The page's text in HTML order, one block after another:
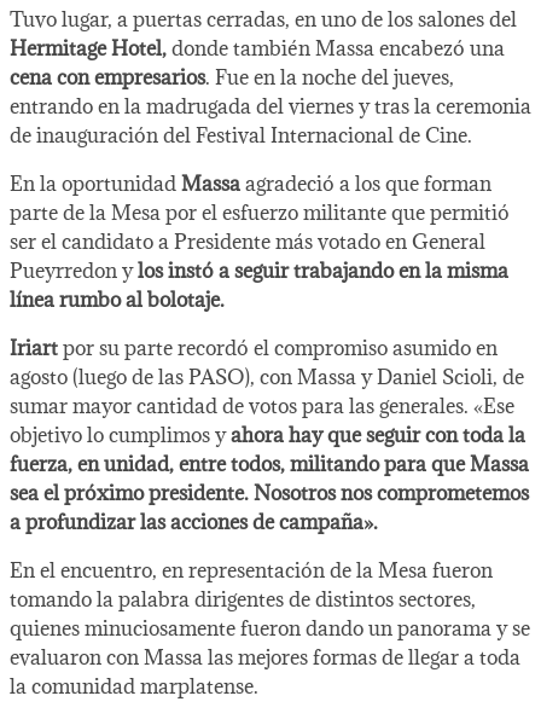
Tuvo lugar, a puertas cerradas, en uno de los salones del
Hermitage Hotel,donde también Massa encabezó una
cena con empresarios. Fue en la noche del jueves,
entrando en la madrugada del viernes y tras la ceremonia
de inauguración del Festival Internacional de Cine.
En la oportunidadMassaagradeció a los que forman
parte de la Mesa por el esfuerzo militante que permitió
ser el candidato a Presidente más votado en General
Pueyrredon ylos instó a seguir trabajando en la misma
línea rumbo al bolotaje.
Iriartpor su parte recordó el compromiso asumido en
agosto (luego de las PASO), con Massa y Daniel Scioli, de
sumar mayor cantidad de votos para las generales. «Ese
objetivo lo cumplimos yahora hay que seguir con toda la
fuerza, en unidad, entre todos, militando para que Massa
sea el próximo presidente. Nosotros nos comprometemos
a profundizar las acciones de campaña».
En el encuentro, en representación de la Mesa fueron
tomando la palabra dirigentes de distintos sectores,
quienes minuciosamente fueron dando un panorama y se
evaluaron con Massa las mejores formas de llegar a toda
la comunidad marplatense.